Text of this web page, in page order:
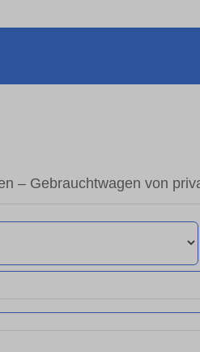
– Gebrauchtwagen von